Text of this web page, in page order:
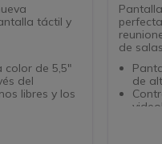
táctil y
color de 5,5"
del
libres y los
de salas
de